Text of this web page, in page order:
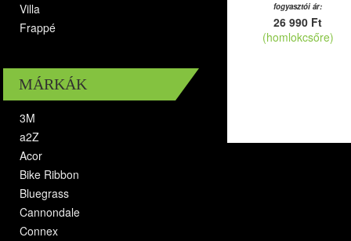
Villa
Frappé
MÁRKÁK
3M
a2Z
Acor
Bike Ribbon
Bluegrass
Cannondale
Connex
fogyasztói ár:
26 990 Ft